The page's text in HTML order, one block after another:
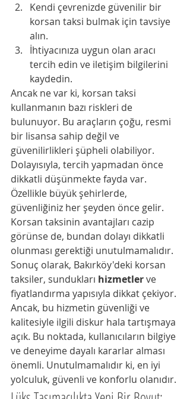
Kendi çevrenizde güvenilir bir
korsan taksi bulmak için tavsiye
alın.
İhtiyacınıza uygun olan aracı
tercih edin ve iletişim bilgilerini
kaydedin.
Ancak ne var ki, korsan taksi
kullanmanın bazı riskleri de
bulunuyor. Bu araçların çoğu, resmi
bir lisansa sahip değil ve
güvenilirlikleri şüpheli olabiliyor.
Dolayısıyla, tercih yapmadan önce
dikkatli düşünmekte fayda var.
Özellikle büyük şehirlerde,
güvenliğiniz her şeyden önce gelir.
Korsan taksinin avantajları cazip
görünse de, bundan dolayı dikkatli
olunması gerektiği unutulmamalıdır.
Sonuç olarak, Bakırköy'deki korsan
taksiler, sundukları hizmetler ve
fiyatlandırma yapısıyla dikkat çekiyor.
Ancak, bu hizmetin güvenliği ve
kalitesiyle ilgili diskur hala tartışmaya
açık. Bu noktada, kullanıcıların bilgiye
ve deneyime dayalı kararlar alması
önemli. Unutulmamalıdır ki, en iyi
yolculuk, güvenli ve konforlu olanıdır.